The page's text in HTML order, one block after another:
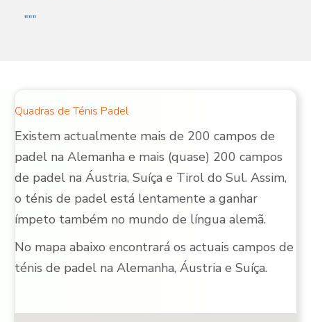
"""
Quadras de Ténis Padel
Existem actualmente mais de 200 campos de
padel na Alemanha e mais (quase) 200 campos
de padel na Áustria, Suíça e Tirol do Sul. Assim,
o ténis de padel está lentamente a ganhar
ímpeto também no mundo de língua alemã.
No mapa abaixo encontrará os actuais campos de
ténis de padel na Alemanha, Áustria e Suíça.